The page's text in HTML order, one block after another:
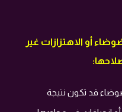
أو الاهتزازات غير
قد تكون نتيجة